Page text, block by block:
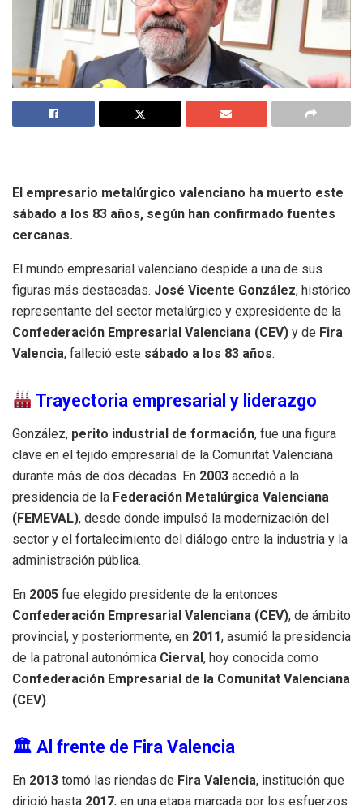
El empresario metalúrgico valenciano ha muerto este
sábado a los 83 años, según han confirmado fuentes
cercanas.
El mundo empresarial valenciano despide a una de sus
figuras más destacadas. José Vicente González, histórico
representante del sector metalúrgico y expresidente de la
Confederación Empresarial Valenciana (CEV) y de Fira
Valencia, falleció este sábado a los 83 años.
Trayectoria empresarial y liderazgo
González, perito industrial de formación, fue una figura
clave en el tejido empresarial de la Comunitat Valenciana
durante más de dos décadas. En 2003 accedió a la
presidencia de la Federación Metalúrgica Valenciana
(FEMEVAL), desde donde impulsó la modernización del
sector y el fortalecimiento del diálogo entre la industria y la
administración pública.
En 2005 fue elegido presidente de la entonces
Confederación Empresarial Valenciana (CEV), de ámbito
provincial, y posteriormente, en 2011, asumió la presidencia
de la patronal autonómica Cierval, hoy conocida como
Confederación Empresarial de la Comunitat Valenciana
(CEV).
🏛 Al frente de Fira Valencia
En 2013 tomó las riendas de Fira Valencia, institución que
dirigió hasta 2017, en una etapa marcada por los esfuerzos